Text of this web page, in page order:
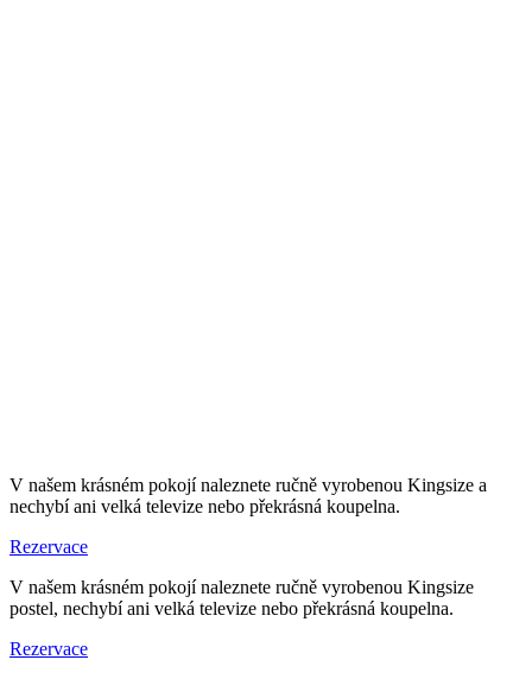
V našem krásném pokojí naleznete ručně vyrobenou Kingsize a
nechybí ani velká televize nebo překrásná koupelna.
Rezervace
V našem krásném pokojí naleznete ručně vyrobenou Kingsize
postel, nechybí ani velká televize nebo překrásná koupelna.
Rezervace